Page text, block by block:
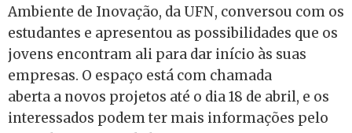
Ambiente de Inovação, da UFN, conversou com os
estudantes e apresentou as possibilidades que os
jovens encontram ali para dar início às suas
empresas. O espaço está com chamada
aberta a novos projetos até o dia 18 de abril, e os
interessados podem ter mais informações pelo